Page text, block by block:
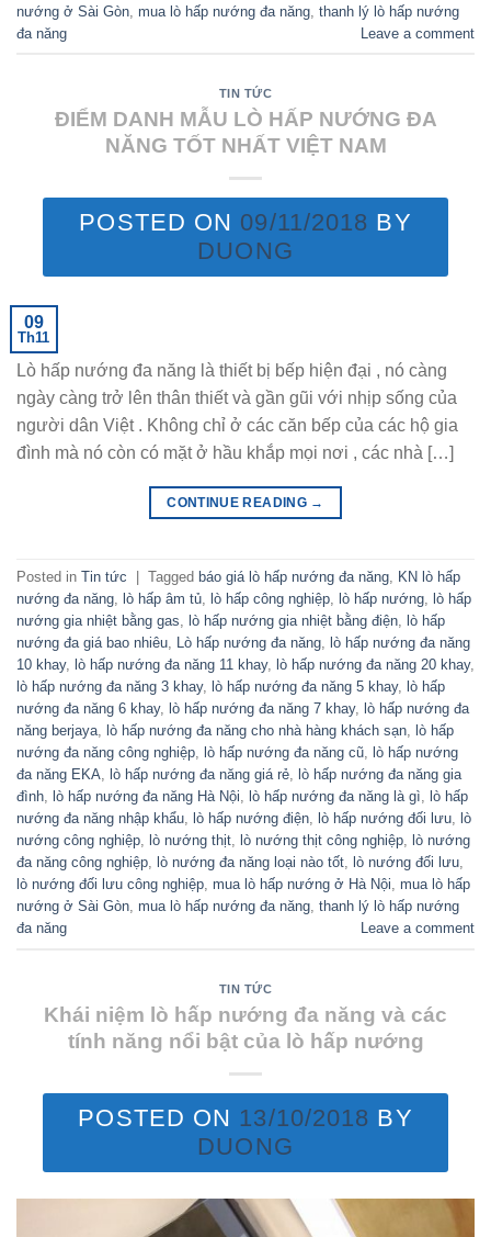
nướng ở Sài Gòn mua lò hấp nướng đa năng thanh lý lò hấp nướng
đa năng
Leave a comment
TIN TỨC
ĐIỂM DANH MẪU LÒ HẤP NƯỚNG ĐA
NĂNG TỐT NHẤT VIỆT NAM
POSTED ON 09/11/2018 BY
DUONG
09
Th11
Lò hấp nướng đa năng là thiết bị bếp hiện đại , nó càng
ngày càng trở lên thân thiết và gần gũi với nhịp sống của
người dân Việt . Không chỉ ở các căn bếp của các hộ gia
đình mà nó còn có mặt ở hầu khắp mọi nơi , các nhà […]
CONTINUE READING →
Posted in Tin tức Tagged báo giá lò hấp nướng đa năng, KN lò hấp
nướng đa năng, lò hấp âm tủ, lò hấp công nghiệp, lò hấp nướng, lò hấp
nướng gia nhiệt bằng gas, lò hấp nướng gia nhiệt bằng điện, lò hấp
nướng đa giá bao nhiêu, Lò hấp nướng đa năng, lò hấp nướng đa năng
10 khay, lò hấp nướng đa năng 11 khay, lò hấp nướng đa năng 20 khay,
lò hấp nướng đa năng 3 khay, lò hấp nướng đa năng 5 khay, lò hấp
nướng đa năng 6 khay, lò hấp nướng đa năng 7 khay, lò hấp nướng đa
năng berjaya, lò hấp nướng đa năng cho nhà hàng khách sạn, lò hấp
nướng đa năng công nghiệp, lò hấp nướng đa năng cũ, lò hấp nướng
đa năng EKA, lò hấp nướng đa năng giá rẻ, lò hấp nướng đa năng gia
đình, lò hấp nướng đa năng Hà Nội, lò hấp nướng đa năng là gì, lò hấp
nướng đa năng nhập khẩu, lò hấp nướng điện, lò hấp nướng đối lưu, lò
nướng công nghiệp, lò nướng thịt, lò nướng thịt công nghiệp, lò nướng
đa năng công nghiệp, lò nướng đa năng loại nào tốt, lò nướng đối lưu,
lò nướng đối lưu công nghiệp, mua lò hấp nướng ở Hà Nội, mua lò hấp
nướng ở Sài Gòn, mua lò hấp nướng đa năng, thanh lý lò hấp nướng
đa năng
Leave a comment
TIN TỨC
Khái niệm lò hấp nướng đa năng và các
tính năng nổi bật của lò hấp nướng
POSTED ON 13/10/2018 BY
DUONG